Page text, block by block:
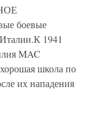
боевые
1941
MAC
школа по
их нападения